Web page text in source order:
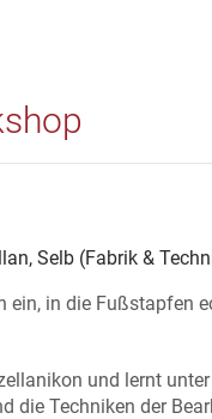
Selb (Fabrik &
ein, in die Fußstapfen
und lernt
die Techniken der